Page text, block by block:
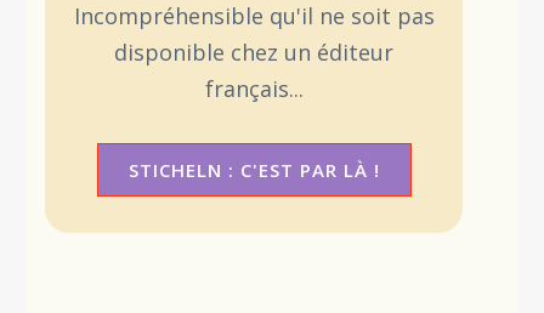
Incompréhensible qu'il ne soit pas
disponible chez un éditeur
français...
STICHELN : C'EST PAR LÀ !